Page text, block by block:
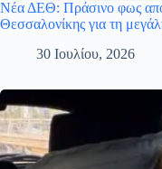
Νέα ΔΕΘ: Πράσινο φως
Θεσσαλονίκης για τη
30 Ιουλίου, 2026